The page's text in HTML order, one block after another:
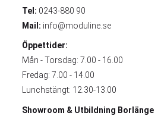
Tel: 0243-880 90
Mail: info@moduline.se
Öppettider:
Mån - Torsdag: 7.00 - 16.00
Fredag: 7.00 - 14.00
Lunchstängt: 12.30-13.00
Showroom & Utbildning Borlänge